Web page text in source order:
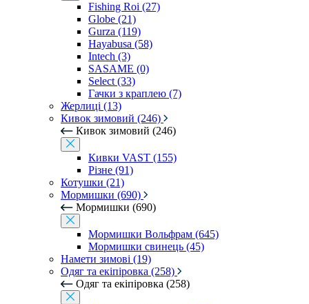
Fishing Roi (27)
Globe (21)
Gurza (119)
Hayabusa (58)
Intech (3)
SASAME (0)
Select (33)
Гачки з краплею (7)
Жерлиці (13)
Кивок зимовий (246)
Кивок зимовий (246)
Кивки VAST (155)
Різне (91)
Котушки (21)
Мормишки (690)
Мормишки (690)
Мормишки Вольфрам (645)
Мормишки свинець (45)
Намети зимові (19)
Одяг та екіпіровка (258)
Одяг та екіпіровка (258)